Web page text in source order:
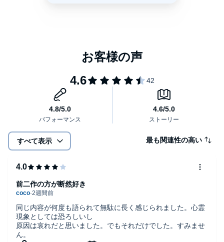
すべて表示 最も関連性の高い
同じ内容が何度も語られて無駄に長く感じられました。心霊
現象としては恐ろしいし
原因は哀れだと思いました。でもそれだけでした。すみませ
ん。
前二作の方が断然好き